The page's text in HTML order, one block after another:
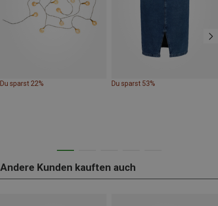
Du sparst 22% Du sparst 53%
Andere Kunden kauften auch